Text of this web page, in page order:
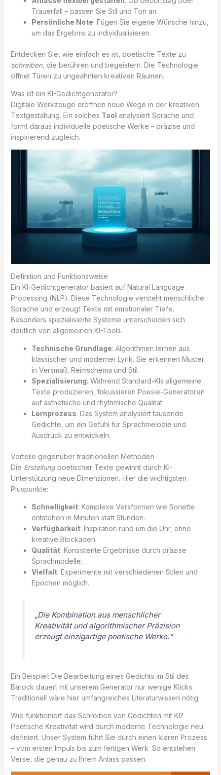
Trauerfall – passen Sie Stil und Ton an.
Persönliche Note: Fügen Sie eigene Wünsche hinzu,
um das Ergebnis zu individualisieren.
Entdecken Sie, wie einfach es ist, poetische Texte zu
schreiben, die berühren und begeistern. Die Technologie
öffnet Türen zu ungeahnten kreativen Räumen.
Was ist ein KI-Gedichtgenerator?
Digitale Werkzeuge eröffnen neue Wege in der kreativen
Textgestaltung. Ein solches Tool analysiert Sprache und
formt daraus individuelle poetische Werke – präzise und
inspirierend zugleich.
Definition und Funktionsweise
Ein KI-Gedichtgenerator basiert auf Natural Language
Processing (NLP). Diese Technologie versteht menschliche
Sprache und erzeugt Texte mit emotionaler Tiefe.
Besonders spezialisierte Systeme unterscheiden sich
deutlich von allgemeinen KI-Tools.
Technische Grundlage: Algorithmen lernen aus
klassischer und moderner Lyrik. Sie erkennen Muster
in Versmaß, Reimschema und Stil.
Spezialisierung: Während Standard-KIs allgemeine
Texte produzieren, fokussieren Poesie-Generatoren
auf ästhetische und rhythmische Qualität.
Lernprozess: Das System analysiert tausende
Gedichte, um ein Gefühl für Sprachmelodie und
Ausdruck zu entwickeln.
Vorteile gegenüber traditionellen Methoden
Die Erstellungpoetischer Texte gewinnt durch KI-
Unterstützung neue Dimensionen. Hier die wichtigsten
Pluspunkte:
Schnelligkeit: Komplexe Versformen wie Sonette
entstehen in Minuten statt Stunden.
Verfügbarkeit: Inspiration rund um die Uhr, ohne
kreative Blockaden.
Qualität: Konsistente Ergebnisse durch präzise
Sprachmodelle.
Vielfalt: Experimente mit verschiedenen Stilen und
Epochen möglich.
„Die Kombination aus menschlicher
Kreativität und algorithmischer Präzision
erzeugt einzigartige poetische Werke.“
Ein Beispiel: Die Bearbeitung eines Gedichts im Stil des
Barock dauert mit unserem Generator nur wenige Klicks.
Traditionell wäre hier umfangreiches Literaturwissen nötig.
Wie funktioniert das Schreiben von Gedichten mit KI?
Poetische Kreativität wird durch moderne Technologie neu
definiert. Unser System führt Sie durch einen klaren Prozess
– vom ersten Impuls bis zum fertigen Werk. So entstehen
Verse, die genau zu Ihrem Anlass passen.